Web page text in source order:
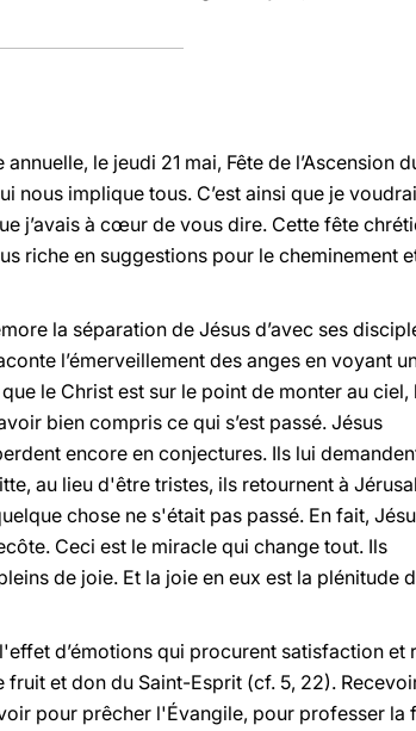
le jeudi 21 mai, Fête de l’Ascension
nous implique tous. C’est ainsi que je
j’avais à cœur de vous dire. Cette fête
riche en suggestions pour le cheminement
la séparation de Jésus d’avec ses
l’émerveillement des anges en voyant
le Christ est sur le point de monter au ciel,
bien compris ce qui s’est passé. Jésus
encore en conjectures. Ils lui
au lieu d'être tristes, ils retournent à
chose ne s'était pas passé. En fait,
Ceci est le miracle qui change tout. Ils
de joie. Et la joie en eux est la plénitude
d’émotions qui procurent satisfaction et
et don du Saint-Esprit (cf. 5, 22).
pour prêcher l'Évangile, pour professer la